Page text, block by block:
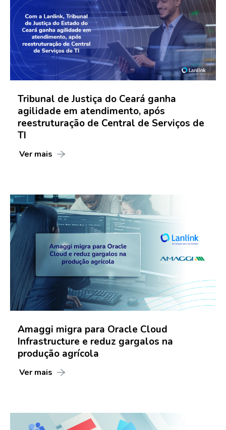
Tribunal de Justiça do Ceará ganha
agilidade em atendimento, após
reestruturação de Central de Serviços de
TI
Ver mais
Amaggi migra para Oracle Cloud
Infrastructure e reduz gargalos na
produção agrícola
Ver mais